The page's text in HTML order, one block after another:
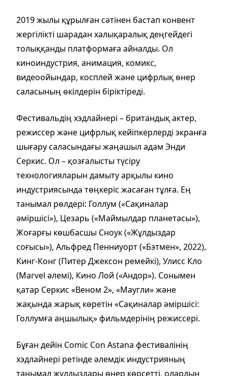
2019 жылы құрылған сәтінен бастап конвент
жергілікті шарадан халықаралық деңгейдегі
толыққанды платформаға айналды. Ол
киноиндустрия, анимация, комикс,
видеоойындар, косплей және цифрлық өнер
саласының өкілдерін біріктіреді.
Фестивальдің хэдлайнері – британдық актер,
режиссер және цифрлық кейіпкерлерді экранға
шығару саласындағы жаңашыл адам Энди
Серкис. Ол – қозғалысты түсіру
технологияларын дамыту арқылы кино
индустриясында төңкеріс жасаған тұлға. Ең
танымал рөлдері: Голлум («Сақиналар
әміршісі»), Цезарь («Маймылдар планетасы»),
Жоғарғы көшбасшы Сноук («Жұлдыздар
соғысы»), Альфред Пенниуорт («Бэтмен», 2022),
Кинг-Конг (Питер Джексон ремейкі), Улисс Кло
(Marvel әлемі), Кино Лой («Андор»). Сонымен
қатар Серкис «Веном 2», «Маугли» және
жақында жарық көретін «Сақиналар әміршісі:
Голлумға аңшылық» фильмдерінің режиссері.
Бұған дейін Comic Con Astana фестивалінің
хэдлайнері ретінде әлемдік индустрияның
танымал жұлдыздары өнер көрсетті, олардың